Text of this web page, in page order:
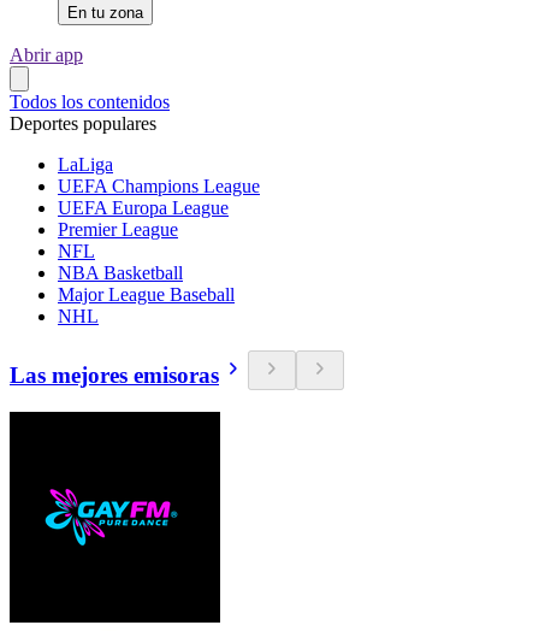
En tu zona
Abrir app
Todos los contenidos
Deportes populares
LaLiga
UEFA Champions League
UEFA Europa League
Premier League
NFL
NBA Basketball
Major League Baseball
NHL
Las mejores emisoras